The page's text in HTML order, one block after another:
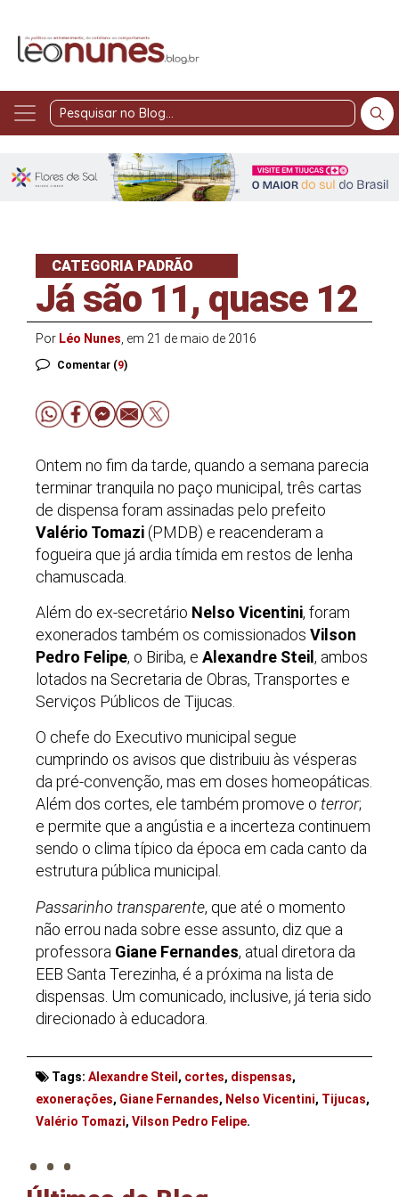
Pesquisar
Blog
CATEGORIA PADRÃO
Já são 11, quase 12
Por Léo Nunes , em 21 de maio de 2016
Comentar (9)
Ontem no fim da tarde, quando a semana parecia
terminar tranquila no paço municipal, três cartas
de dispensa foram assinadas pelo prefeito
Valério Tomazi (PMDB) e reacenderam a
fogueira que já ardia tímida em restos de lenha
chamuscada.
Além do ex-secretário Nelso Vicentini, foram
exonerados também os comissionados Vilson
Pedro Felipe, o Biriba, e Alexandre Steil , ambos
lotados na Secretaria de Obras, Transportes e
Serviços Públicos de Tijucas.
O chefe do Executivo municipal segue
cumprindo os avisos que distribuiu às vésperas
da pré-convenção, mas em doses homeopáticas.
Além dos cortes, ele também promove o terror;
e permite que a angústia e a incerteza continuem
sendo o clima típico da época em cada canto da
estrutura pública municipal.
Passarinho transparente, que até o momento
não errou nada sobre esse assunto, diz que a
professora Giane Fernandes, atual diretora da
EEB Santa Terezinha, é a próxima na lista de
dispensas. Um comunicado, inclusive, já teria sido
direcionado à educadora.
Tags: Alexandre Steil , cortes, dispensas,
exonerações, Giane Fernandes, Nelso Vicentini, Tijucas,
Valério Tomazi, Vilson Pedro Felipe.
. . .